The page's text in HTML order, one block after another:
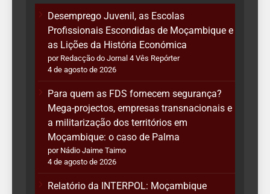
Desemprego Juvenil, as Escolas
Profissionais Escondidas de Moçambique e
as Lições da História Económica
por Redacção do Jornal 4 Vês Repórter
4 de agosto de 2026
Para quem as FDS fornecem segurança?
Mega-projectos, empresas transnacionais e
a militarização dos territórios em
Moçambique: o caso de Palma
por Nádio Jaime Taimo
4 de agosto de 2026
Relatório da INTERPOL: Moçambique